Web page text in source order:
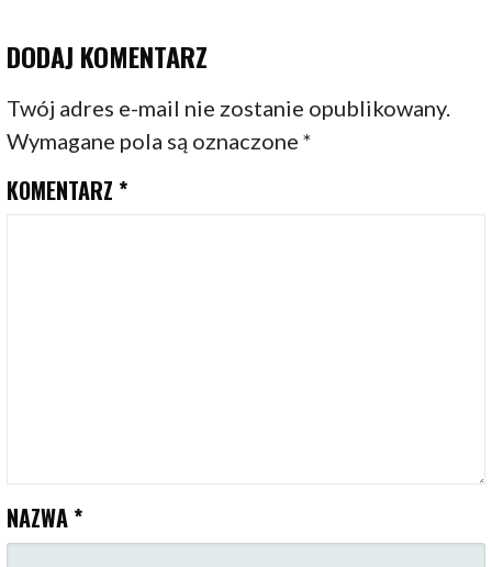
DODAJ KOMENTARZ
Twój adres e-mail nie zostanie opublikowany.
Wymagane pola są oznaczone*
KOMENTARZ *
NAZWA *